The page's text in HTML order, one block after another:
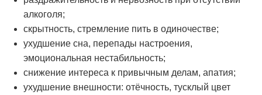
алкоголя;
скрытность, стремление пить в одиночестве;
ухудшение сна, перепады настроения,
эмоциональная нестабильность;
снижение интереса к привычным делам, апатия;
ухудшение внешности: отёчность, тусклый цвет